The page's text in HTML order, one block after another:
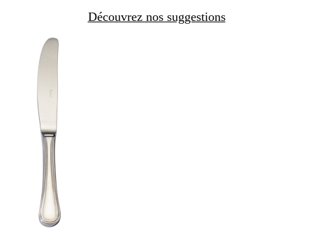
Découvrez nos suggestions